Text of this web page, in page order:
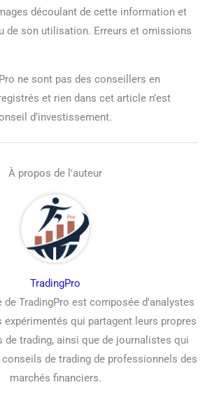
découlant de cette information et
de son utilisation. Erreurs et omissions
ne sont pas des conseillers en
et rien dans cet article n’est
d’investissement.
À propos de l'auteur
TradingPro
de TradingPro est composée d'analystes
expérimentés qui partagent leurs propres
de trading, ainsi que de journalistes qui
de trading de professionnels des
marchés financiers.